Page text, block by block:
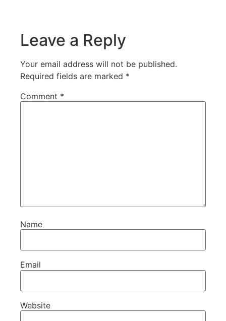
Leave a Reply
Your email address will not be published.
Required fields are marked *
Comment *
Name
Email
Website